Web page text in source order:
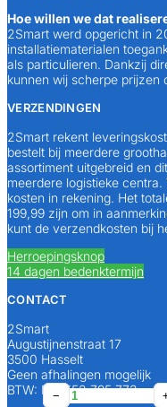
−
Geberit
−
Geberit
−
Geberit
−
Geberit
−
Geberit
−
Geberit
Hoe willen we dat
2Smart werd opgericht in
installatiematerialen
als particulieren. Dankzij
kunnen wij scherpe prijzen
VERZENDINGEN
2Smart rekent
bestelt bij meerdere
assortiment uitgebreid en
meerdere logistieke
kosten in rekening. Het
199,99 zijn om in
kunt de verzendkosten bij
Herroepingsknop
14 dagen bedenktermijn
CONTACT
2Smart
Augustijnenstraat 17
3500 Hasselt
Geen afhalingen mogelijk
BTW: BE0552 795 773